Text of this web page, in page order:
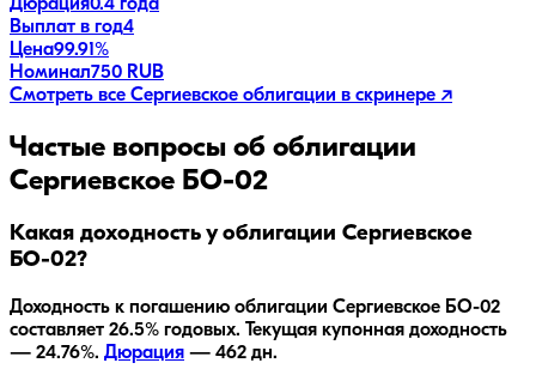
Дюрация0.4 года
Выплат в год4
Цена99.91%
Номинал750 RUB
Смотреть все Сергиевское облигации в скринере ↗
Частые вопросы об облигации
Сергиевское БО-02
Какая доходность у облигации Сергиевское
БО-02?
Доходность к погашению облигации Сергиевское БО-02
составляет 26.5% годовых. Текущая купонная доходность
— 24.76%. Дюрация — 462 дн.